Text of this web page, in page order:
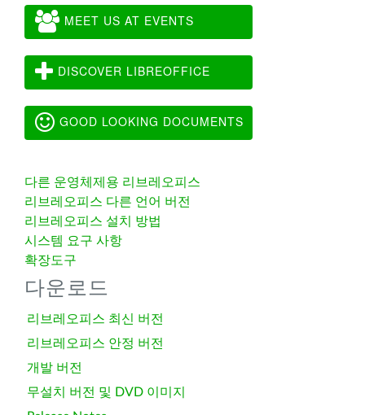
MEET US AT EVENTS
DISCOVER LIBREOFFICE
GOOD LOOKING DOCUMENTS
다른 운영체제용 리브레오피스
리브레오피스 다른 언어 버전
리브레오피스 설치 방법
시스템 요구 사항
확장도구
다운로드
리브레오피스 최신 버전
리브레오피스 안정 버전
개발 버전
무설치 버전 및 DVD 이미지